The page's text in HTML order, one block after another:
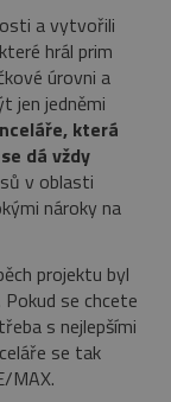
a vytvořili
hrál prim
úrovni a
jen jedněmi
která
dá vždy
v oblasti
nároky na
projektu byl
se chcete
s nejlepšími
se tak
MAX.